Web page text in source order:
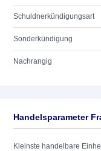
Schuldnerkündigungsart
Sonderkündigung
Nachrangig
Handelsparameter
Kleinste handelbare